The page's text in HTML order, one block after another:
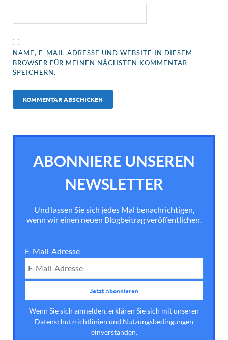
NAME, E-MAIL-ADRESSE UND WEBSITE IN DIESEM
BROWSER FÜR MEINEN NÄCHSTEN KOMMENTAR
SPEICHERN.
ABONNIERE UNSEREN
NEWSLETTER
Und lassen Sie sich jedes Mal benachrichtigen,
wenn wir einen neuen Blogbeitrag veröffentlichen.
E-Mail-Adresse
Wenn Sie sich anmelden, erklären Sie sich mit unseren
Datenschutzrichtlinien und Nutzungsbedingungen
einverstanden.